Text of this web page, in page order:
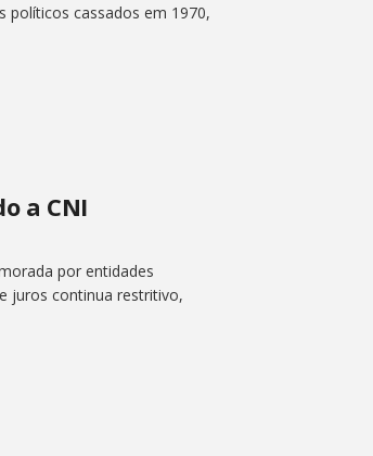
políticos cassados em 1970,
a CNI
por entidades
juros continua restritivo,